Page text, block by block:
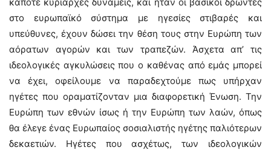
στο ευρωπαϊκό σύστημα με ηγεσίες στιβαρές και
υπεύθυνες, έχουν δώσει την θέση τους στην Ευρώπη των
αόρατων αγορών και των τραπεζών. Άσχετα απ’ τις
ιδεολογικές αγκυλώσεις που ο καθένας από εμάς μπορεί
να έχει, οφείλουμε να παραδεχτούμε πως υπήρχαν
ηγέτες που οραματίζονταν μια διαφορετική Ένωση. Την
Ευρώπη των εθνών ίσως ή την Ευρώπη των λαών, όπως
θα έλεγε ένας Ευρωπαίος σοσιαλιστής ηγέτης παλιότερων
δεκαετιών. Ηγέτες που ασχέτως, των ιδεολογικών